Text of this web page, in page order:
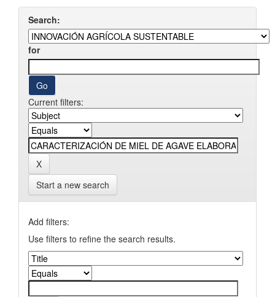
Search:
for
Current filters:
Start a new search
Add filters:
Use filters to refine the search results.